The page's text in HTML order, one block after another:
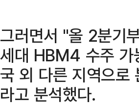
그러면서 "올 2분기
세대 HBM4 수주 가
국 외 다른 지역으로
라고 분석했다.